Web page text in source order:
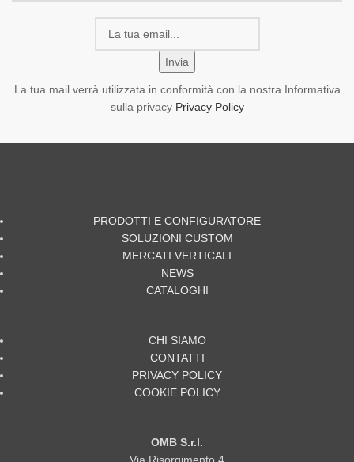
La tua mail verrà utilizzata in conformità con la nostra Informativa
sulla privacy Privacy Policy
PRODOTTI E CONFIGURATORE
SOLUZIONI CUSTOM
MERCATI VERTICALI
NEWS
CATALOGHI
CHI SIAMO
CONTATTI
PRIVACY POLICY
COOKIE POLICY
OMB S.r.l.